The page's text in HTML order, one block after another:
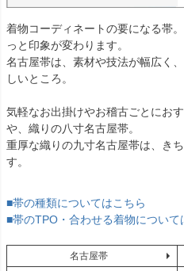
着物コーディネートの要になる帯
っと印象が変わります。
名古屋帯は、素材や技法が幅広く
しいところ。
気軽なお出掛けやお稽古ごとにお
や、織りの八寸名古屋帯。
重厚な織りの九寸名古屋帯は、き
す。
■帯の種類についてはこちら
■帯のTPO・合わせる着物について
名古屋帯